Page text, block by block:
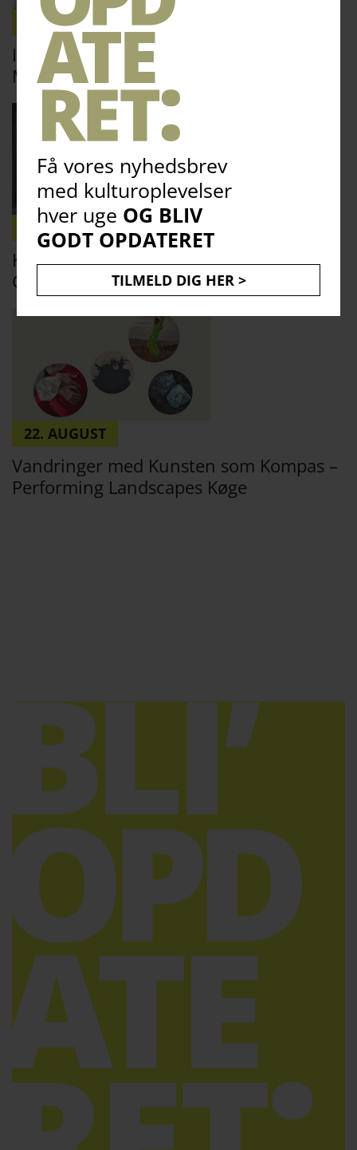
Få vores nyhedsbrev
med kulturoplevelser
hver uge OG BLIV
GODT OPDATERET
TILMELD DIG HER >
10. AUGUST
Ibrahim Mahama: Labyrinths på MAPS
Museum
11. AUGUST
Kirsten Justesen: Monument for
Grevinde Danner på MAPS
22. AUGUST
Vandringer med Kunsten som Kompas –
Performing Landscapes Køge